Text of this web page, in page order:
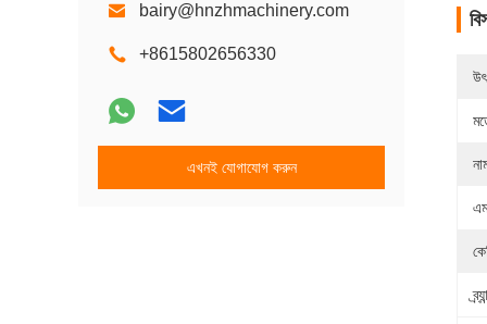
bairy@hnzhmachinery.com
+8615802656330
এখনই যোগাযোগ করুন